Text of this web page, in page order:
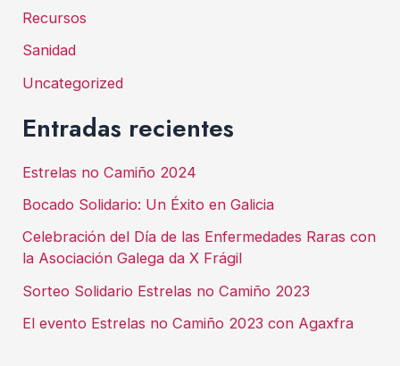
Recursos
Sanidad
Uncategorized
Entradas recientes
Estrelas no Camiño 2024
Bocado Solidario: Un Éxito en Galicia
Celebración del Día de las Enfermedades Raras con
la Asociación Galega da X Frágil
Sorteo Solidario Estrelas no Camiño 2023
El evento Estrelas no Camiño 2023 con Agaxfra